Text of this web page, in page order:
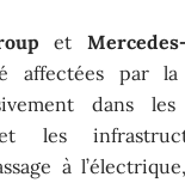
et
affectées par la
dans les
et les
à